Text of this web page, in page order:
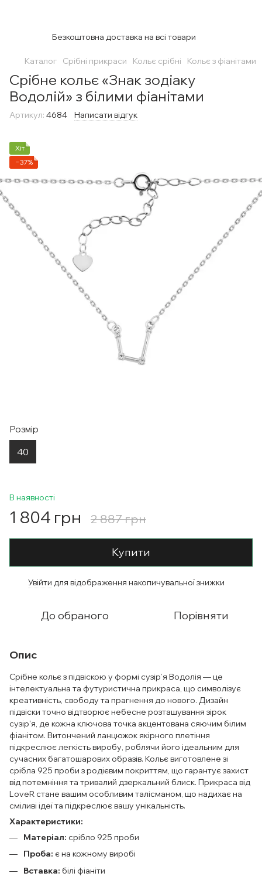
Безкоштовна доставка на всі товари
Каталог Срібні прикраси Кольє срібні Кольє з фіанітами
Срібне кольє «Знак зодіаку
Водолій» з білими фіанітами
Артикул: 4684 Написати відгук
Хіт
−37%
Розмір
40
В наявності
1 804 грн 2 887 грн
Купити
Увійти для відображення накопичувальної знижки
До обраного Порівняти
Опис
Срібне кольє з підвіскою у формі сузір’я Водолія — це
інтелектуальна та футуристична прикраса, що символізує
креативність, свободу та прагнення до нового. Дизайн
підвіски точно відтворює небесне розташування зірок
сузір'я, де кожна ключова точка акцентована сяючим білим
фіанітом. Витончений ланцюжок якірного плетіння
підкреслює легкість виробу, роблячи його ідеальним для
сучасних багатошарових образів. Кольє виготовлене зі
срібла 925 проби з родієвим покриттям, що гарантує захист
від потемніння та тривалий дзеркальний блиск. Прикраса від
LoveR стане вашим особливим талісманом, що надихає на
сміливі ідеї та підкреслює вашу унікальність.
Характеристики:
Матеріал: срібло 925 проби
Проба: є на кожному виробі
Вставка: білі фіаніти